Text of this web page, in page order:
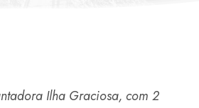
Ilha Graciosa, com 2